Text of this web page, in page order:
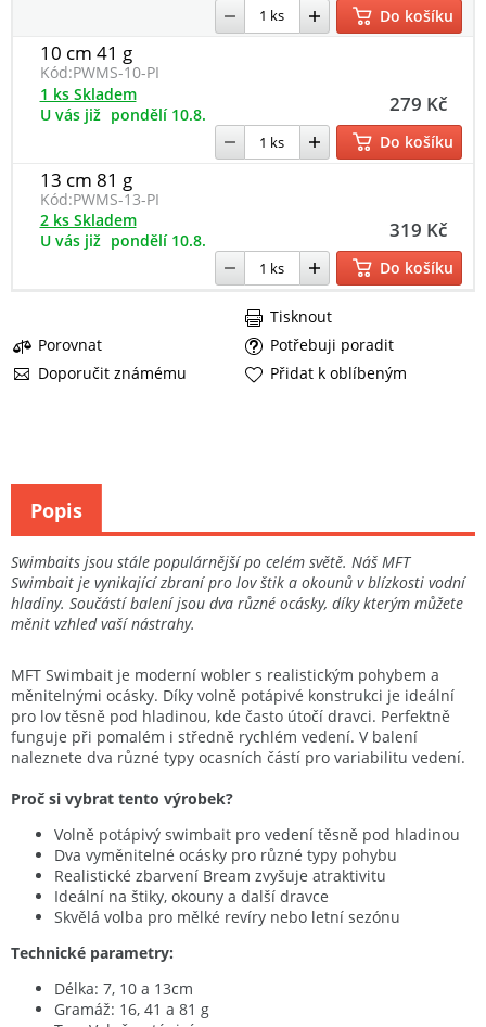
Do košíku
10 cm 41 g
Kód:PWMS-10-PI
279 Kč
1 ks Skladem
U vás již pondělí 10.8.
Do košíku
13 cm 81 g
Kód:PWMS-13-PI
319 Kč
2 ks Skladem
U vás již pondělí 10.8.
Do košíku
Porovnat
Potřebuji poradit
Doporučit známému
Tisknout
Přidat k oblíbeným
Swimbaits jsou stále populárnější po celém světě. Náš MFT
Swimbait je vynikající zbraní pro lov štik a okounů v blízkosti vodní
hladiny. Součástí balení jsou dva různé ocásky, díky kterým můžete
měnit vzhled vaší nástrahy.
MFT Swimbait je moderní wobler s realistickým pohybem a
měnitelnými ocásky. Díky volně potápivé konstrukci je ideální
pro lov těsně pod hladinou, kde často útočí dravci. Perfektně
funguje při pomalém i středně rychlém vedení. V balení
naleznete dva různé typy ocasních částí pro variabilitu vedení.
Proč si vybrat tento výrobek?
Volně potápivý swimbait pro vedení těsně pod hladinou
Dva vyměnitelné ocásky pro různé typy pohybu
Realistické zbarvení Bream zvyšuje atraktivitu
Ideální na štiky, okouny a další dravce
Skvělá volba pro mělké revíry nebo letní sezónu
Technické parametry:
Délka: 7, 10 a 13cm
Gramáž: 16, 41 a 81 g
Popis